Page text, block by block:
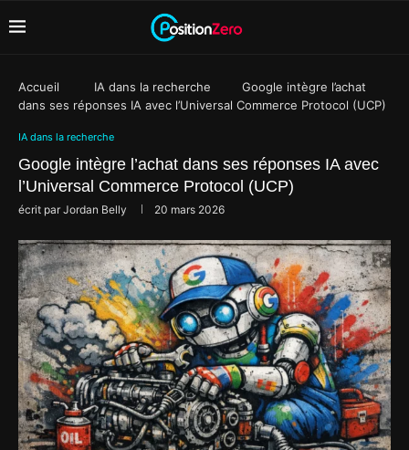
Accueil IA dans la recherche
Google intègre l’achat
dans ses réponses IA avec l’Universal Commerce Protocol (UCP)
IA dans la recherche
Google intègre l’achat dans ses réponses IA avec
l’Universal Commerce Protocol (UCP)
écrit parJordan Belly 20 mars 2026